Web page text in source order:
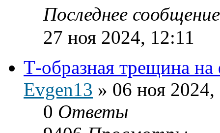
Последнее
27 ноя 2024, 12:11
Т-образная трещина
Evgen13 » 06 ноя
0 Ответы